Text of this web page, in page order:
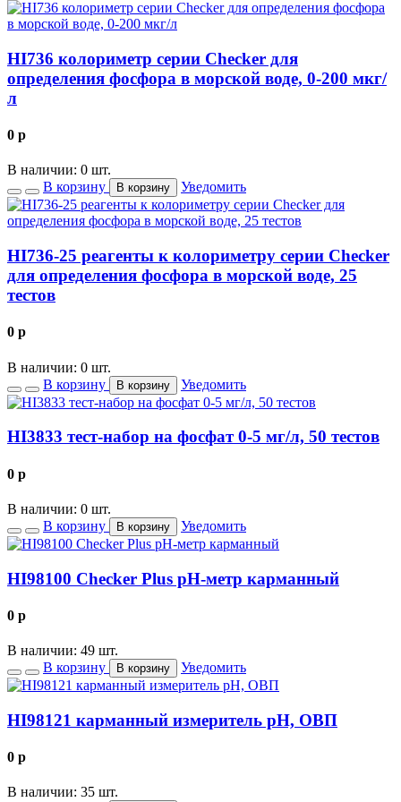
HI736 колориметр серии Checker для
определения фосфора в морской воде, 0-200 мкг/
л
0 p
В наличии: 0 шт.
В корзину
В корзину Уведомить
HI736-25 реагенты к колориметру серии Checker
для определения фосфора в морской воде, 25
тестов
0 p
В наличии: 0 шт.
В корзину
В корзину Уведомить
HI3833 тест-набор на фосфат 0-5 мг/л, 50 тестов
0 p
В наличии: 0 шт.
В корзину
В корзину Уведомить
HI98100 Checker Plus рН-метр карманный
0 p
В наличии: 49 шт.
В корзину
В корзину Уведомить
HI98121 карманный измеритель рН, ОВП
0 p
В наличии: 35 шт.